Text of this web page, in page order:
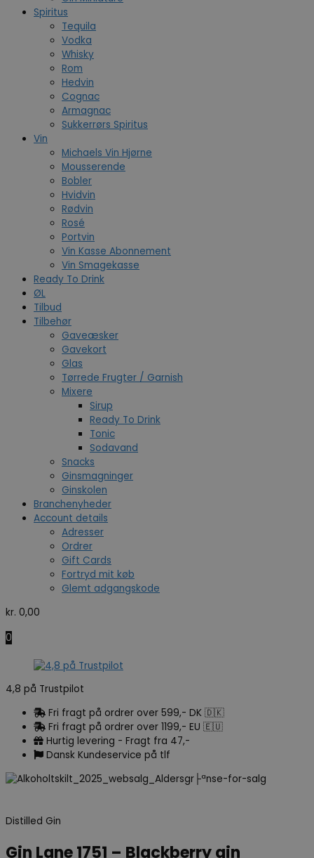
Spiritus
Tequila
Vodka
Whisky
Rom
Hedvin
Cognac
Armagnac
Sukkerrørs Spiritus
Vin
Michaels Vin Hjørne
Mousserende
Bobler
Hvidvin
Rødvin
Rosé
Portvin
Vin Kasse Abonnement
Vin Smagekasse
Ready To Drink
ØL
Tilbud
Tilbehør
Gaveæsker
Gavekort
Glas
Tørrede Frugter / Garnish
Mixere
Sirup
Ready To Drink
Tonic
Sodavand
Snacks
Ginsmagninger
Ginskolen
Branchenyheder
Account details
Adresser
Ordrer
Gift Cards
Fortryd mit køb
Glemt adgangskode
kr. 0,00
0
4,8 på Trustpilot
Fri fragt på ordrer over 599,- DK 🇩🇰
Fri fragt på ordrer over 1199,- EU 🇪🇺
Hurtig levering - Fragt fra 47,-
Dansk Kundeservice på tlf
Distilled Gin
Gin Lane 1751 – Blackberry gin